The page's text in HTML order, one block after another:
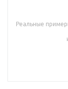
Реальные